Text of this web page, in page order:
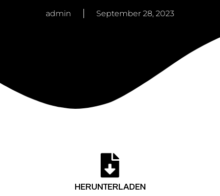
admin September 28, 2023
HERUNTERLADEN